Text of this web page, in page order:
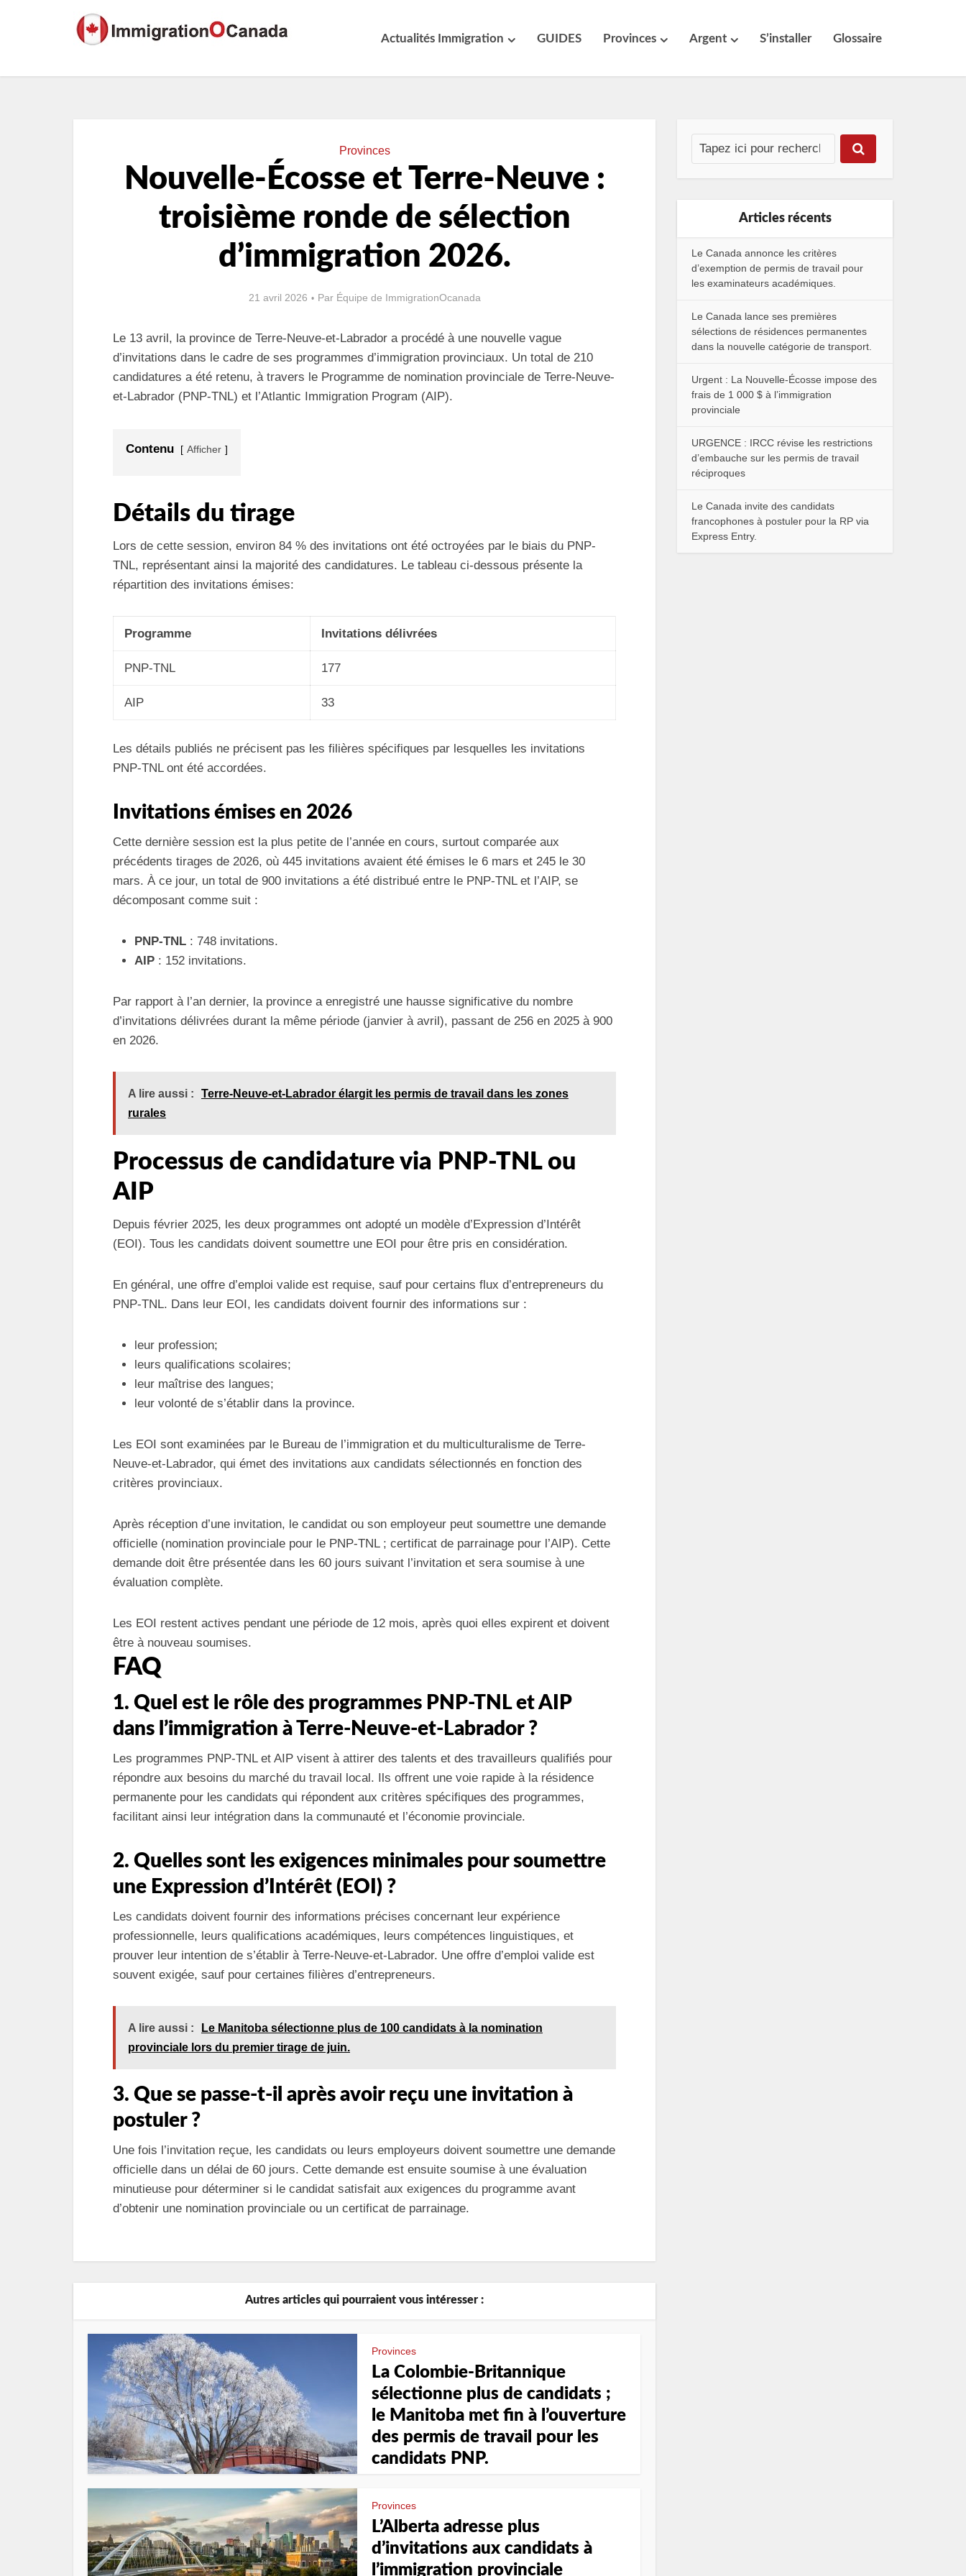
Actualités Immigration GUIDES Provinces Argent S’installer Glossaire
Provinces
Nouvelle-Écosse et Terre-Neuve :
troisième ronde de sélection
d’immigration 2026.
21 avril 2026 Par Équipe de ImmigrationOcanada
Le 13 avril, la province de Terre-Neuve-et-Labrador a procédé à une nouvelle vague
d’invitations dans le cadre de ses programmes d’immigration provinciaux. Un total de 210
candidatures a été retenu, à travers le Programme de nomination provinciale de Terre-Neuve-
et-Labrador (PNP-TNL) et l’Atlantic Immigration Program (AIP).
Contenu Afficher
Détails du tirage
Lors de cette session, environ 84 % des invitations ont été octroyées par le biais du PNP-
TNL, représentant ainsi la majorité des candidatures. Le tableau ci-dessous présente la
répartition des invitations émises:
Programme Invitations délivrées
PNP-TNL 177
AIP 33
Les détails publiés ne précisent pas les filières spécifiques par lesquelles les invitations
PNP-TNL ont été accordées.
Invitations émises en 2026
Cette dernière session est la plus petite de l’année en cours, surtout comparée aux
précédents tirages de 2026, où 445 invitations avaient été émises le 6 mars et 245 le 30
mars. À ce jour, un total de 900 invitations a été distribué entre le PNP-TNL et l’AIP, se
décomposant comme suit :
PNP-TNL : 748 invitations.
AIP : 152 invitations.
Par rapport à l’an dernier, la province a enregistré une hausse significative du nombre
d’invitations délivrées durant la même période (janvier à avril), passant de 256 en 2025 à 900
en 2026.
A lire aussi :
Terre-Neuve-et-Labrador élargit les permis de travail dans les zones
rurales
Processus de candidature via PNP-TNL ou
AIP
Depuis février 2025, les deux programmes ont adopté un modèle d’Expression d’Intérêt
(EOI). Tous les candidats doivent soumettre une EOI pour être pris en considération.
En général, une offre d’emploi valide est requise, sauf pour certains flux d’entrepreneurs du
PNP-TNL. Dans leur EOI, les candidats doivent fournir des informations sur :
leur profession;
leurs qualifications scolaires;
leur maîtrise des langues;
leur volonté de s’établir dans la province.
Les EOI sont examinées par le Bureau de l’immigration et du multiculturalisme de Terre-
Neuve-et-Labrador, qui émet des invitations aux candidats sélectionnés en fonction des
critères provinciaux.
Après réception d’une invitation, le candidat ou son employeur peut soumettre une demande
officielle (nomination provinciale pour le PNP-TNL ; certificat de parrainage pour l’AIP). Cette
demande doit être présentée dans les 60 jours suivant l’invitation et sera soumise à une
évaluation complète.
Les EOI restent actives pendant une période de 12 mois, après quoi elles expirent et doivent
être à nouveau soumises.
FAQ
1. Quel est le rôle des programmes PNP-TNL et AIP
dans l’immigration à Terre-Neuve-et-Labrador ?
Les programmes PNP-TNL et AIP visent à attirer des talents et des travailleurs qualifiés pour
répondre aux besoins du marché du travail local. Ils offrent une voie rapide à la résidence
permanente pour les candidats qui répondent aux critères spécifiques des programmes,
facilitant ainsi leur intégration dans la communauté et l’économie provinciale.
2. Quelles sont les exigences minimales pour soumettre
une Expression d’Intérêt (EOI) ?
Les candidats doivent fournir des informations précises concernant leur expérience
professionnelle, leurs qualifications académiques, leurs compétences linguistiques, et
prouver leur intention de s’établir à Terre-Neuve-et-Labrador. Une offre d’emploi valide est
souvent exigée, sauf pour certaines filières d’entrepreneurs.
A lire aussi :
Le Manitoba sélectionne plus de 100 candidats à la nomination
provinciale lors du premier tirage de juin.
3. Que se passe-t-il après avoir reçu une invitation à
postuler ?
Une fois l’invitation reçue, les candidats ou leurs employeurs doivent soumettre une demande
officielle dans un délai de 60 jours. Cette demande est ensuite soumise à une évaluation
minutieuse pour déterminer si le candidat satisfait aux exigences du programme avant
d’obtenir une nomination provinciale ou un certificat de parrainage.
Autres articles qui pourraient vous intéresser :
Provinces
La Colombie-Britannique
sélectionne plus de candidats ;
le Manitoba met fin à l’ouverture
des permis de travail pour les
candidats PNP.
Provinces
L’Alberta adresse plus
d’invitations aux candidats à
l’immigration provinciale
Articles récents
Le Canada annonce les critères
d’exemption de permis de travail pour
les examinateurs académiques.
Le Canada lance ses premières
sélections de résidences permanentes
dans la nouvelle catégorie de transport.
Urgent : La Nouvelle-Écosse impose des
frais de 1 000 $ à l’immigration
provinciale
URGENCE : IRCC révise les restrictions
d’embauche sur les permis de travail
réciproques
Le Canada invite des candidats
francophones à postuler pour la RP via
Express Entry.